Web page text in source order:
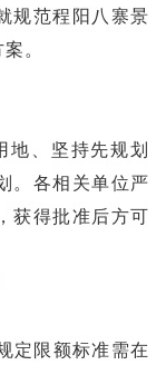
规范程阳八寨景
。
地、坚持先规划
。各相关单位严
获得批准后方可
定限额标准需在